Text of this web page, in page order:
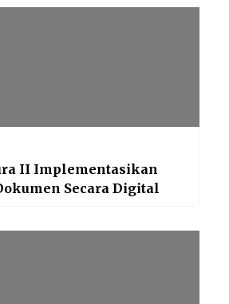
II Implementasikan
Secara Digital